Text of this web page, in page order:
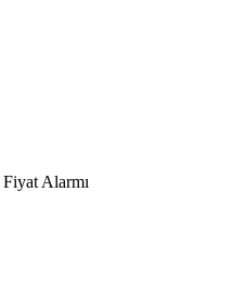
Fiyat Alarmı